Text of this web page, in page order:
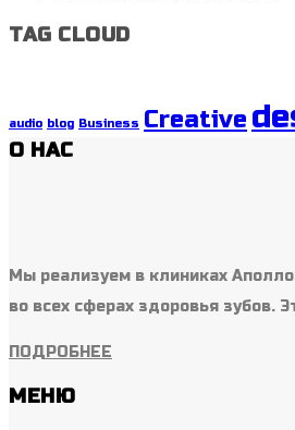
TAG CLOUD
audio blog Business Creative
О НАС
Мы реализуем в клиниках
во всех сферах здоровья зубов.
ПОДРОБНЕЕ
МЕНЮ